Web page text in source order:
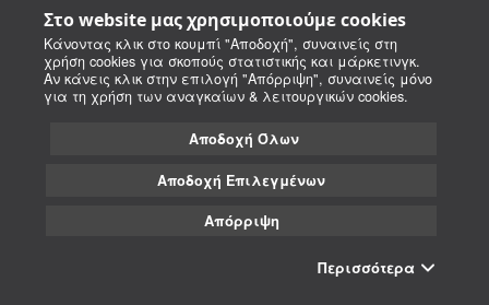
Στο website μας χρησιμοποιούμε cookies
Κάνοντας κλικ στο κουμπί "Αποδοχή", συναινείς στη
χρήση cookies για σκοπούς στατιστικής και μάρκετινγκ.
Αν κάνεις κλικ στην επιλογή "Απόρριψη", συναινείς μόνο
για τη χρήση των αναγκαίων & λειτουργικών cookies.
Αποδοχή Όλων
Αποδοχή Επιλεγμένων
Απόρριψη
Περισσότερα